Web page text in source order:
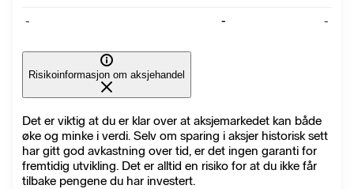
- - -
Risikoinformasjon om aksjehandel
Det er viktig at du er klar over at aksjemarkedet kan både
øke og minke i verdi. Selv om sparing i aksjer historisk sett
har gitt god avkastning over tid, er det ingen garanti for
fremtidig utvikling. Det er alltid en risiko for at du ikke får
tilbake pengene du har investert.